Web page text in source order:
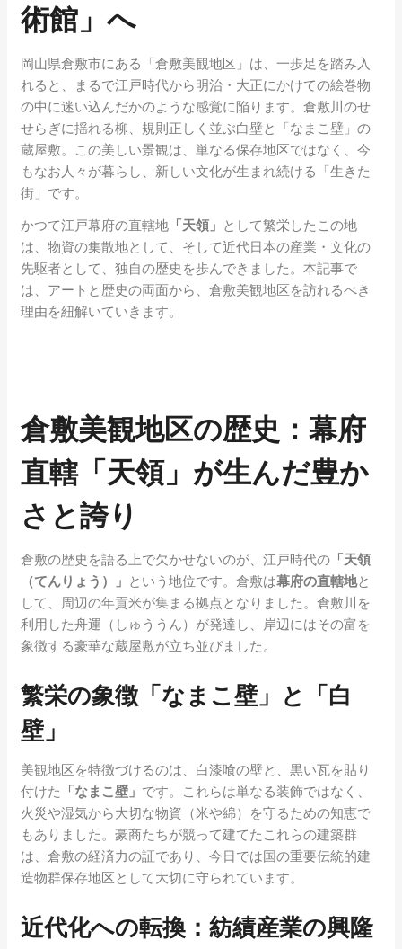
術館」へ
岡山県倉敷市にある「倉敷美観地区」は、一歩足を踏み入
れると、まるで江戸時代から明治・大正にかけての絵巻物
の中に迷い込んだかのような感覚に陥ります。倉敷川のせ
せらぎに揺れる柳、規則正しく並ぶ白壁と「なまこ壁」の
蔵屋敷。この美しい景観は、単なる保存地区ではなく、今
もなお人々が暮らし、新しい文化が生まれ続ける「生きた
街」です。
かつて江戸幕府の直轄地 「天領」 として繁栄したこの地
は、物資の集散地として、そして近代日本の産業・文化の
先駆者として、独自の歴史を歩んできました。本記事で
は、アートと歴史の両面から、倉敷美観地区を訪れるべき
理由を紐解いていきます。
倉敷美観地区の歴史：幕府
直轄「天領」が生んだ豊か
さと誇り
倉敷の歴史を語る上で欠かせないのが、江戸時代の 「天領
（てんりょう）」 という地位です。倉敷は幕府の直轄地と
して、周辺の年貢米が集まる拠点となりました。倉敷川を
利用した舟運（しゅううん）が発達し、岸辺にはその富を
象徴する豪華な蔵屋敷が立ち並びました。
繁栄の象徴「なまこ壁」と「白
壁」
美観地区を特徴づけるのは、白漆喰の壁と、黒い瓦を貼り
付けた 「なまこ壁」 です。これらは単なる装飾ではなく、
火災や湿気から大切な物資（米や綿）を守るための知恵で
もありました。豪商たちが競って建てたこれらの建築群
は、倉敷の経済力の証であり、今日では国の重要伝統的建
造物群保存地区として大切に守られています。
近代化への転換：紡績産業の興隆